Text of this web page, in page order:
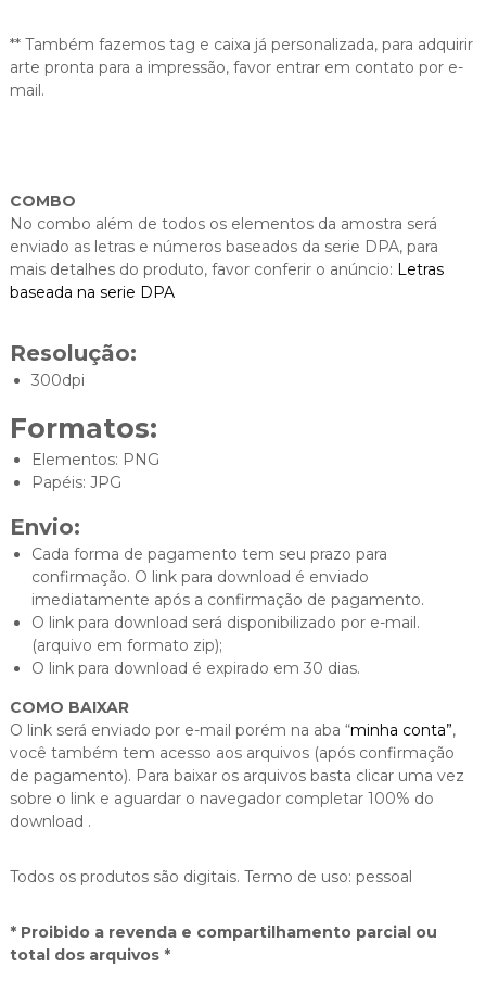
** Também fazemos tag e caixa já personalizada, para adquirir
arte pronta para a impressão, favor entrar em contato por e-
mail.
COMBO
No combo além de todos os elementos da amostra será
enviado as letras e números baseados da serie DPA, para
mais detalhes do produto, favor conferir o anúncio: Letras
baseada na serie DPA
Resolução:
300dpi
Formatos:
Elementos: PNG
Papéis: JPG
Envio:
Cada forma de pagamento tem seu prazo para
confirmação. O link para download é enviado
imediatamente após a confirmação de pagamento.
O link para download será disponibilizado por e-mail.
(arquivo em formato zip);
O link para download é expirado em 30 dias.
COMO BAIXAR
O link será enviado por e-mail porém na aba “minha conta”,
você também tem acesso aos arquivos (após confirmação
de pagamento). Para baixar os arquivos basta clicar uma vez
sobre o link e aguardar o navegador completar 100% do
download .
Todos os produtos são digitais. Termo de uso: pessoal
* Proibido a revenda e compartilhamento parcial ou
total dos arquivos *